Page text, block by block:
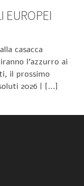
EUROPEI
casacca
l’azzurro ai
il prossimo
2026 | […]